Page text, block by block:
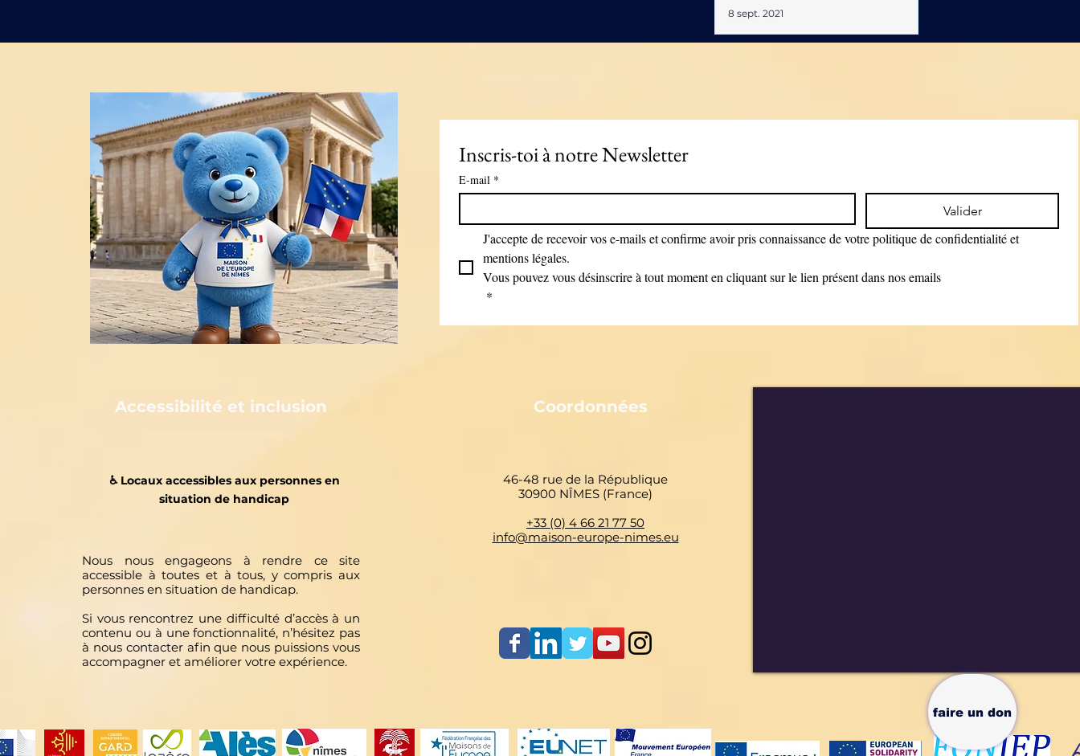
8 sept. 2021
faire un don
Accessibilité et inclusion
♿️ Locaux accessibles aux personnes en
situation de handicap
Nous nous engageons à rendre ce site
accessible à toutes et à tous, y compris aux
personnes en situation de handicap.
Si vous rencontrez une difficulté d’accès à un
contenu ou à une fonctionnalité, n’hésitez pas
à nous contacter afin que nous puissions vous
accompagner et améliorer votre expérience.
Inscris-toi à notre Newsletter
E-mail *
Valider
J'accepte de recevoir vos e-mails et confirme avoir pris connaissance de votre politique de confidentialité et
mentions légales.
Vous pouvez vous désinscrire à tout moment en cliquant sur le lien présent dans nos emails
*
Coordonnées
46-48 rue de la République
30900 NÎMES (France)
+33 (0) 4 66 21 77 50
info@maison-europe-nimes.eu